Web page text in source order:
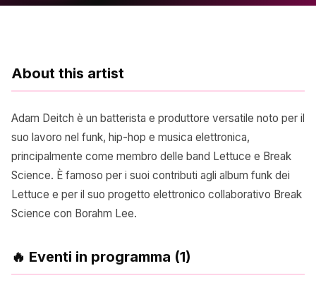
About this artist
Adam Deitch è un batterista e produttore versatile noto per il
suo lavoro nel funk, hip-hop e musica elettronica,
principalmente come membro delle band Lettuce e Break
Science. È famoso per i suoi contributi agli album funk dei
Lettuce e per il suo progetto elettronico collaborativo Break
Science con Borahm Lee.
🔥 Eventi in programma (1)